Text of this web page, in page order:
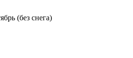
(без снега)